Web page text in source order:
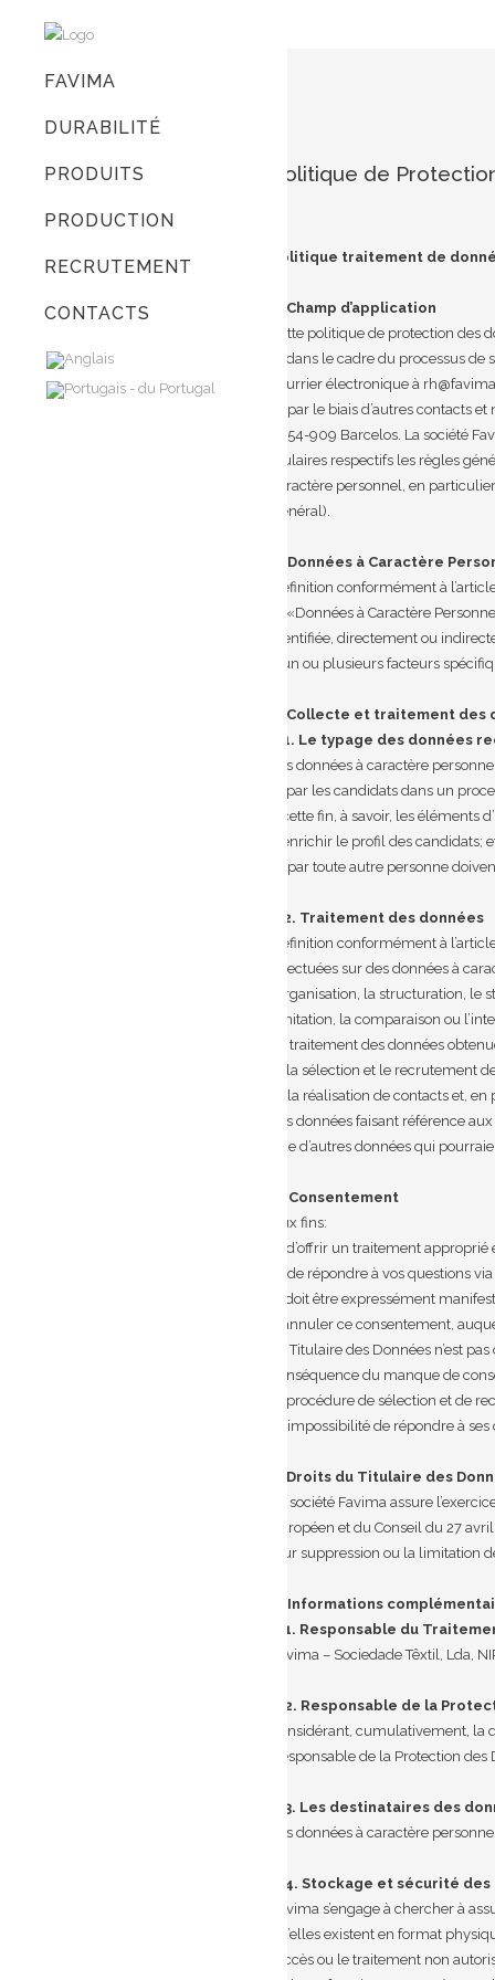
FAVIMA
DURABILITÉ
PRODUITS
PRODUCTION
RECRUTEMENT
CONTACTS
Politique de
Politique traitement de
1. Champ d’application
Cette politique de protection des
a) dans le cadre du processus
courrier électronique à
b) par le biais d’autres contacts
4754-909 Barcelos. La société
titulaires respectifs les règles
caractère personnel, en
Général).
2. Données à Caractère
Définition conformément à
» «Données à Caractère
identifiée, directement ou
à un ou plusieurs facteurs
3. Collecte et traitement
3.1. Le typage des données
Les données à caractère
a) par les candidats dans un
à cette fin, à savoir, les
d’enrichir le profil des candidats;
b) par toute autre personne
3.2. Traitement des données
Définition conformément à
effectuées sur des données à
l’organisation, la structuration,
limitation, la comparaison ou
Le traitement des données
a) la sélection et le recrutement
b) la réalisation de contacts et,
Les données faisant référence
que d’autres données qui
4. Consentement
Aux fins:
a) d’offrir un traitement
b) de répondre à vos questions
ci doit être expressément
d’annuler ce consentement,
Le Titulaire des Données n’est
conséquence du manque de
a) procédure de sélection et de
b) impossibilité de répondre à ses
5. Droits du Titulaire des
La société Favima assure
Européen et du Conseil du 27
leur suppression ou la limitation
6. Informations
6.1. Responsable du
Favima – Sociedade Têxtil, Lda,
6.2. Responsable de la
Considérant, cumulativement, la
Responsable de la Protection
6.3. Les destinataires des
Les données à caractère
6.4. Stockage et sécurité
Favima s’engage à chercher à
qu’elles existent en format
l’accès ou le traitement non